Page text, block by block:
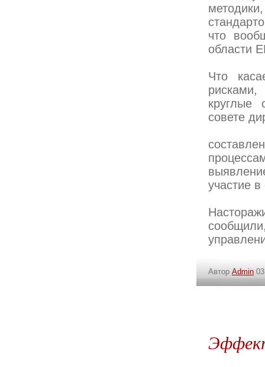
что
области
Что
круглые
совете
участие
Автор Admin